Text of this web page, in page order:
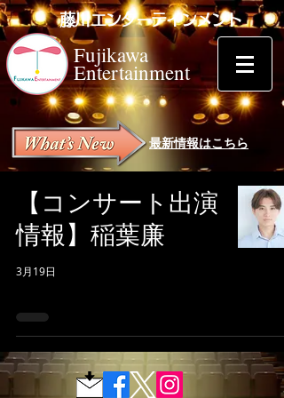
Fujikawa
Entertainment
藤川エンターテインメント
最新情報はこちら
【コンサート出演
情報】稲葉廉
3月19日